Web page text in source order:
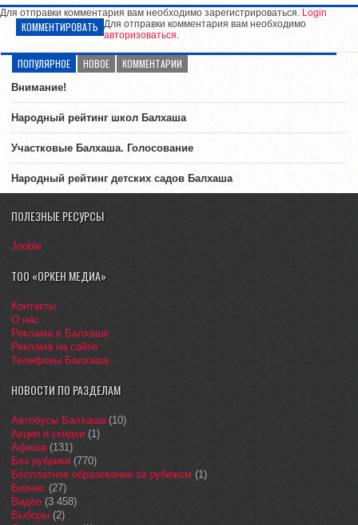
Для отправки комментария вам необходимо зарегистрироваться. Login
КОММЕНТИРОВАТЬ Для отправки комментария вам необходимо
авторизоваться.
ПОПУЛЯРНОЕ НОВОЕ КОММЕНТАРИИ
Внимание!
Народный рейтинг школ Балхаша
Участковые Балхаша. Голосование
Народный рейтинг детских садов Балхаша
ПОЛЕЗНЫЕ РЕСУРСЫ
Jooble
ТОО «ОРКЕН МЕДИА»
Контакты
О нас
Реклама в Балхаше
Реклама на сайте
Телефоны Балхаша
НОВОСТИ ПО РАЗДЕЛАМ
Автобусы Балхаша(10)
Акции и скидки (1)
Афиша(131)
Без рубрики (770)
Бесплатное образование за рубежом (1)
Бизнес (27)
Видео (3 458)
Выборы (2)